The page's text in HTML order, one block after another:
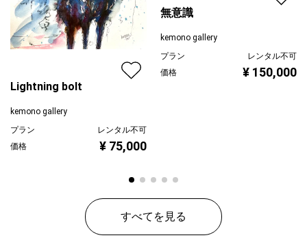
Lightning bolt
kemono gallery
プラン
レンタル不可
価格
¥ 75,000
無意識
kemono gallery
プラン
レンタル不可
価格
¥ 150,000
すべてを見る